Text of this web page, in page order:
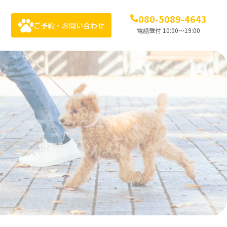
ご予約・お問い合わせ 080-5089-4643
電話受付 10:00〜19:00